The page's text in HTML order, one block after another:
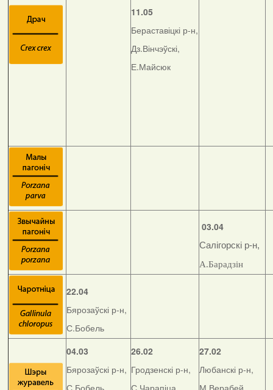
11.05
Бераставіцкі р-н,
Дз.Вінчэўскі,
Е.Майсюк
03.04
Салігорскі р-н,
А.Барадзін
22.04
Бярозаўскі р-н,
С.Бобель
04.03
Бярозаўскі р-н,
С.Бобель
26.02
Гродзенскі р-н,
С.Чарапіца
27.02
Любанскі р-н,
М.Верабей